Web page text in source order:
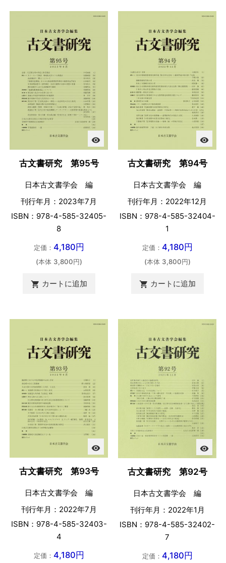
visibility
古文書研究 第95号
日本古文書学会 編
刊行年月：2023年7月
ISBN：978-4-585-32405-
8
定価： 4,180円
(本体 3,800円)
 カートに追加
visibility
古文書研究 第94号
日本古文書学会 編
刊行年月：2022年12月
ISBN：978-4-585-32404-
1
定価： 4,180円
(本体 3,800円)
 カートに追加
visibility
古文書研究 第93号
日本古文書学会 編
刊行年月：2022年7月
ISBN：978-4-585-32403-
4
定価： 4,180円
visibility
古文書研究 第92号
日本古文書学会 編
刊行年月：2022年1月
ISBN：978-4-585-32402-
7
定価： 4,180円